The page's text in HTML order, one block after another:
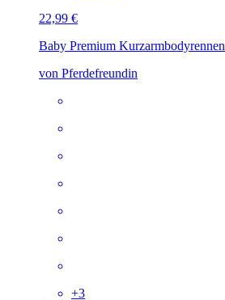
22,99 €
Baby Premium Kurzarmbodyrennen
von Pferdefreundin
+3